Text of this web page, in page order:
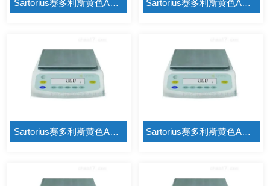
Sartorius赛多利斯黄色APP资源绿巨人BSA3202S Sartorius赛多利斯黄色APP资源绿巨人BSA3202S-CW
Sartorius赛多利斯黄色APP资源绿巨人BSA4202S Sartorius赛多利斯黄色APP资源绿巨人BSA4202S-CW